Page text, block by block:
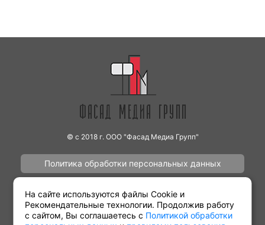
© с 2018 г. ООО "Фасад Медиа Групп"
Политика обработки персональных данных
На сайте используются файлы Cookie и
Рекомендательные технологии. Продолжив работу
с сайтом, Вы соглашаетесь с Политикой обработки